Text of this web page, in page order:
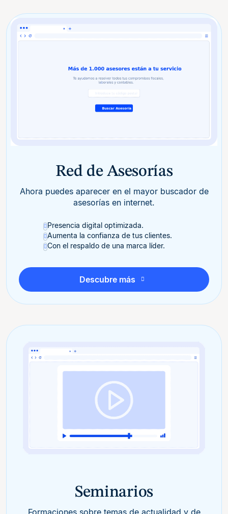
Red de Asesorías
Ahora puedes aparecer en el mayor buscador de
asesorías en internet.
Presencia digital optimizada.
Aumenta la confianza de tus clientes.
Con el respaldo de una marca líder.
Descubre más
Seminarios
Formaciones sobre temas de actualidad y de